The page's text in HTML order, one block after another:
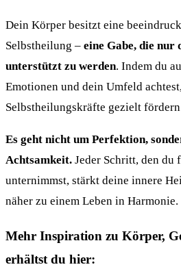
Dein Körper besitzt eine
Selbstheilung – eine Gabe, die
unterstützt zu werden. Indem du
Emotionen und dein Umfeld
Selbstheilungskräfte gezielt
Es geht nicht um Perfektion,
Achtsamkeit. Jeder Schritt, den du
unternimmst, stärkt deine innere
näher zu einem Leben in Harmonie.
Mehr Inspiration zu Körper,
erhältst du hier: